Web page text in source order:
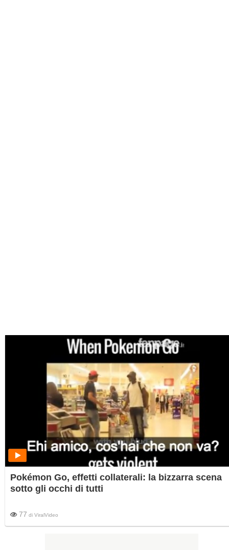
Pokémon Go, effetti collaterali: la bizzarra scena
sotto gli occhi di tutti
77 di ViralVideo